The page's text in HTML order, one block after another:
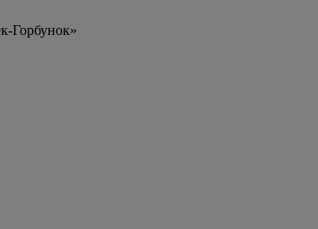
Горбунок»